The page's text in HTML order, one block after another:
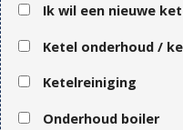
Ik wil een nieuwe
Ketel onderhoud /
Ketelreiniging
Onderhoud boiler